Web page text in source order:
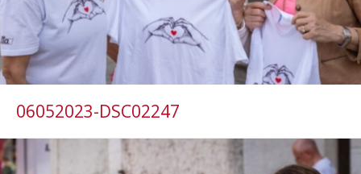
06052023-DSC02247